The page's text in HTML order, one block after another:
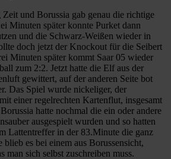
und Borussia gab genau die richtige
Minuten später konnte Purket dann
und die Schwarz-Weißen wieder in
doch jetzt der Knockout für die Seibert
Minuten später kommt Saar 05 wieder
zum 2:2. Jetzt hatte die Elf aus der
gewittert, auf der anderen Seite bot
Das Spiel wurde nickeliger, der
einer regelrechten Kartenflut, insgesamt
hatte nochmal die ein oder andere
ausgespielt wurden und so hatten
Lattentreffer in der 83.Minute die ganz
es bei einem aus Borussensicht,
sich selbst zuschreiben muss.